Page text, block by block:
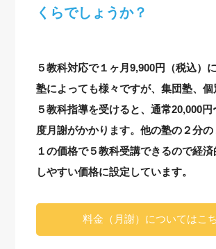
くらでしょうか？
５教科対応で１ヶ月9,900円（税込）
塾によっても様々ですが、集団塾、
５教科指導を受けると、通常20,000円
度月謝がかかります。他の塾の２分
１の価格で５教科受講できるので経
しやすい価格に設定しています。
料金（月謝）についてはこ